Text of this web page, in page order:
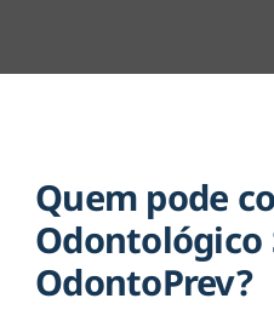
Quem pode
Odontológico
OdontoPrev?